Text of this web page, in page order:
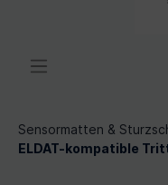
Sensormatten &
ELDAT-kompatible